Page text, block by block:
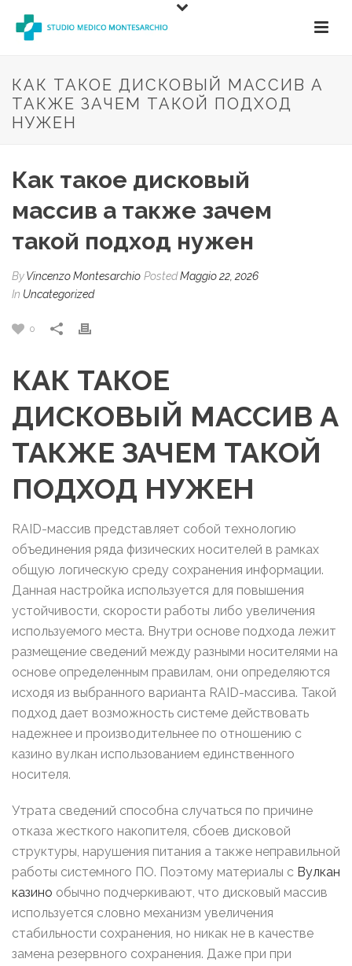
КАК ТАКОЕ ДИСКОВЫЙ МАССИВ А
ТАКЖЕ ЗАЧЕМ ТАКОЙ ПОДХОД
НУЖЕН
Как такое дисковый
массив а также зачем
такой подход нужен
ByVincenzo Montesarchio PostedMaggio 22, 2026
In Uncategorized
0
КАК ТАКОЕ
ДИСКОВЫЙ МАССИВ А
ТАКЖЕ ЗАЧЕМ ТАКОЙ
ПОДХОД НУЖЕН
RAID-массив представляет собой технологию
объединения ряда физических носителей в рамках
общую логическую среду сохранения информации.
Данная настройка используется для повышения
устойчивости, скорости работы либо увеличения
используемого места. Внутри основе подхода лежит
размещение сведений между разными носителями на
основе определенным правилам, они определяются
исходя из выбранного варианта RAID-массива. Такой
подход дает возможность системе действовать
надежнее и производительнее по отношению с
казино вулкан использованием единственного
носителя.
Утрата сведений способна случаться по причине
отказа жесткого накопителя, сбоев дисковой
структуры, нарушения питания а также неправильной
работы системного ПО. Поэтому материалы с Вулкан
казино обычно подчеркивают, что дисковый массив
используется словно механизм увеличения
стабильности сохранения, но никак не в качестве
замена резервного сохранения. Даже при при